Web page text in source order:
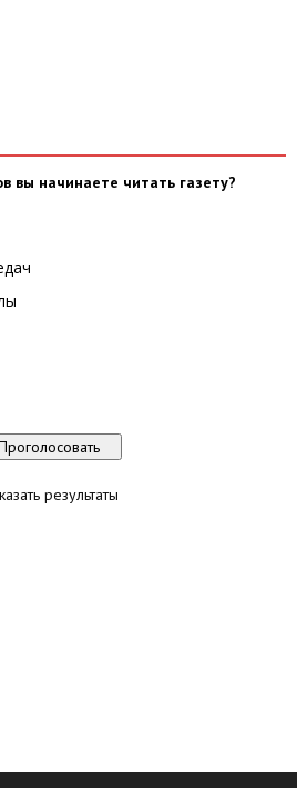
вы начинаете читать газету?
результаты